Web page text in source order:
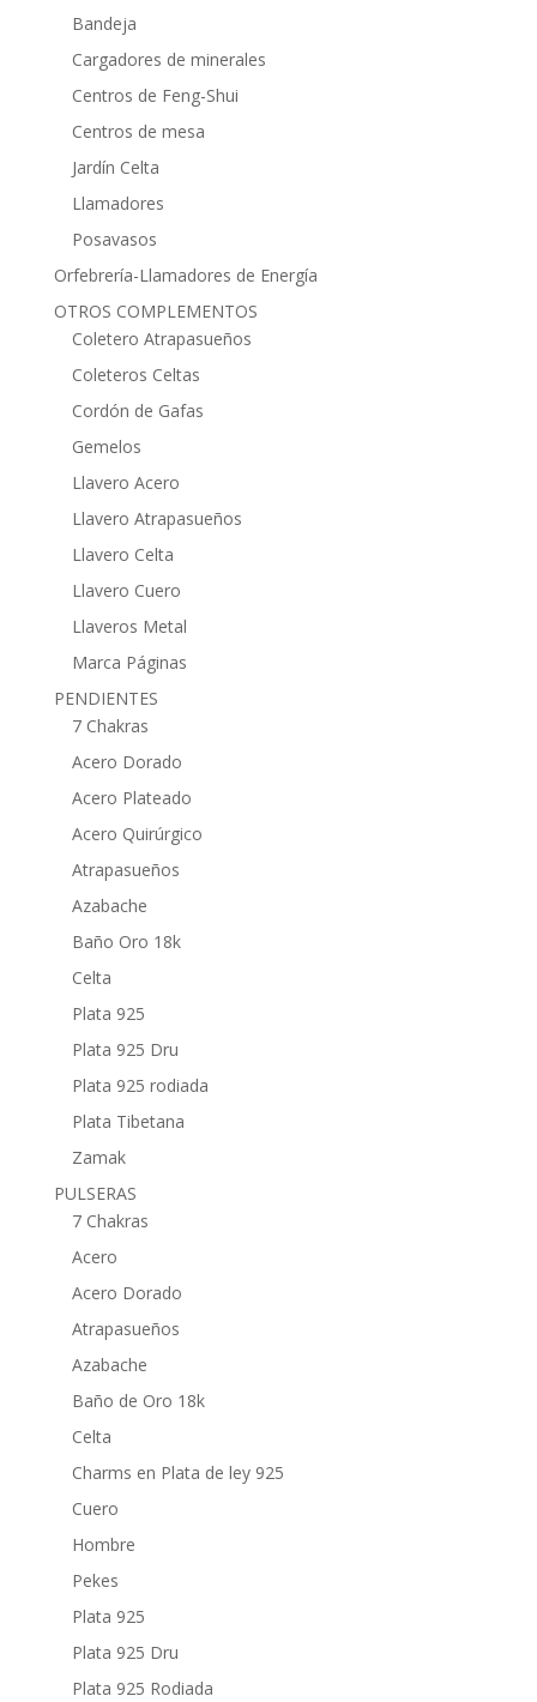
Bandeja
Cargadores de minerales
Centros de Feng-Shui
Centros de mesa
Jardín Celta
Llamadores
Posavasos
Orfebrería-Llamadores de Energía
OTROS COMPLEMENTOS
Coletero Atrapasueños
Coleteros Celtas
Cordón de Gafas
Gemelos
Llavero Acero
Llavero Atrapasueños
Llavero Celta
Llavero Cuero
Llaveros Metal
Marca Páginas
PENDIENTES
7 Chakras
Acero Dorado
Acero Plateado
Acero Quirúrgico
Atrapasueños
Azabache
Baño Oro 18k
Celta
Plata 925
Plata 925 Dru
Plata 925 rodiada
Plata Tibetana
Zamak
PULSERAS
7 Chakras
Acero
Acero Dorado
Atrapasueños
Azabache
Baño de Oro 18k
Celta
Charms en Plata de ley 925
Cuero
Hombre
Pekes
Plata 925
Plata 925 Dru
Plata 925 Rodiada